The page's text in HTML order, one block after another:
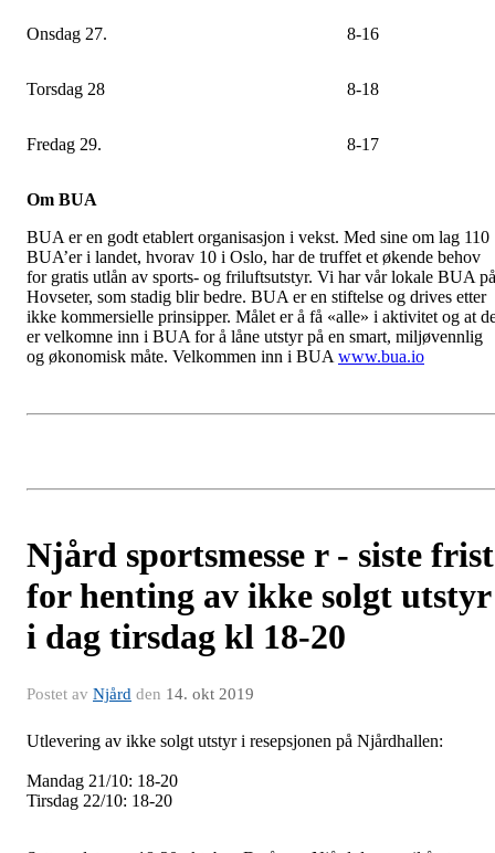
Onsdag 27. 8-16
Torsdag 28 8-18
Fredag 29. 8-17
Om BUA
BUA er en godt etablert organisasjon i vekst. Med sine om lag 110
BUA’er i landet, hvorav 10 i Oslo, har de truffet et økende behov
for gratis utlån av sports- og friluftsutstyr. Vi har vår lokale BUA på
Hovseter, som stadig blir bedre. BUA er en stiftelse og drives etter
ikke kommersielle prinsipper. Målet er å få «alle» i aktivitet og at
er velkomne inn i BUA for å låne utstyr på en smart, miljøvennlig
og økonomisk måte. Velkommen inn i BUA www.bua.io
Njård sportsmesse r - siste frist
for henting av ikke solgt utstyr
i dag tirsdag kl 18-20
Postet av Njård den 14. okt 2019
Utlevering av ikke solgt utstyr i resepsjonen på Njårdhallen:
Mandag 21/10: 18-20
Tirsdag 22/10: 18-20